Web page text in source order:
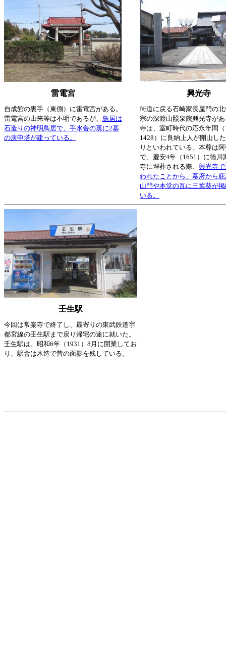
雷電宮 興光寺
自成館の裏手（東側）に雷電宮がある。
雷電宮の由来等は不明であるが、 鳥居は
石造りの神明鳥居で、手水舎の裏に2基
の庚申塔が建っている。
街道に戻る石崎家長屋門の
宗の深渡山照泉院興光寺が
寺は、室町時代の応永年間（
1428）に良納上人が開山し
りといわれている。本尊は
で、慶安4年（1651）に徳川
寺に埋葬される際、 興光寺
われたことから、幕府から
山門や本堂の瓦に三葉葵が
いる。
壬生駅
今回は常楽寺で終了し、最寄りの東武鉄道宇
都宮線の壬生駅まで戻り帰宅の途に就いた。
壬生駅は、昭和6年（1931）8月に開業してお
り、駅舎は木造で昔の面影を残している。